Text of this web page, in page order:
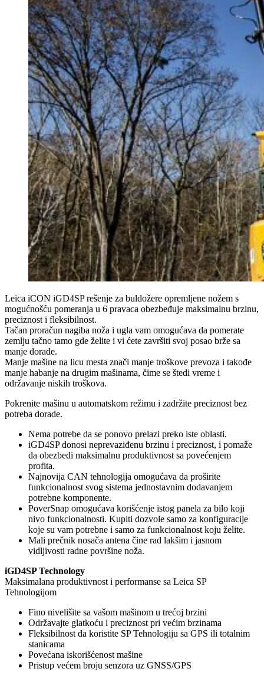
Leica iCON iGD4SP rešenje za buldožere opremljene nožem s
mogućnošću pomeranja u 6 pravaca obezbeđuje maksimalnu brzinu,
preciznost i fleksibilnost.
Tačan proračun nagiba noža i ugla vam omogućava da pomerate
zemlju tačno tamo gde želite i vi ćete završiti svoj posao brže sa
manje dorade.
Manje mašine na licu mesta znači manje troškove prevoza i takođe
manje habanje na drugim mašinama, čime se štedi vreme i
održavanje niskih troškova.
Pokrenite mašinu u automatskom režimu i zadržite preciznost bez
potreba dorade.
Nema potrebe da se ponovo prelazi preko iste oblasti.
iGD4SP donosi neprevaziđenu brzinu i preciznost, i pomaže
da obezbedi maksimalnu produktivnost sa povećenjem
profita.
Najnovija CAN tehnologija omogućava da proširite
funkcionalnost svog sistema jednostavnim dodavanjem
potrebne komponente.
PoverSnap omogućava korišćenje istog panela za bilo koji
nivo funkcionalnosti. Kupiti dozvole samo za konfiguracije
koje su vam potrebne i samo za funkcionalnost koju želite.
Mali prečnik nosača antena čine rad lakšim i jasnom
vidljivosti radne površine noža.
iGD4SP Technology
Maksimalana produktivnost i performanse sa Leica SP
Tehnologijom
Fino nivelišite sa vašom mašinom u trećoj brzini
Održavajte glatkoću i preciznost pri većim brzinama
Fleksibilnost da koristite SP Tehnologiju sa GPS ili totalnim
stanicama
Povećana iskorišćenost mašine
Pristup većem broju senzora uz GNSS/GPS